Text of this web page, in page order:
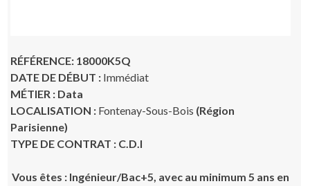
RÉFÉRENCE: 18000K5Q
DATE DE DÉBUT : Immédiat
MÉTIER : Data
LOCALISATION : Fontenay-Sous-Bois (Région
Parisienne)
TYPE DE CONTRAT : C.D.I
Vous êtes : Ingénieur/Bac+5, avec au minimum 5 ans en